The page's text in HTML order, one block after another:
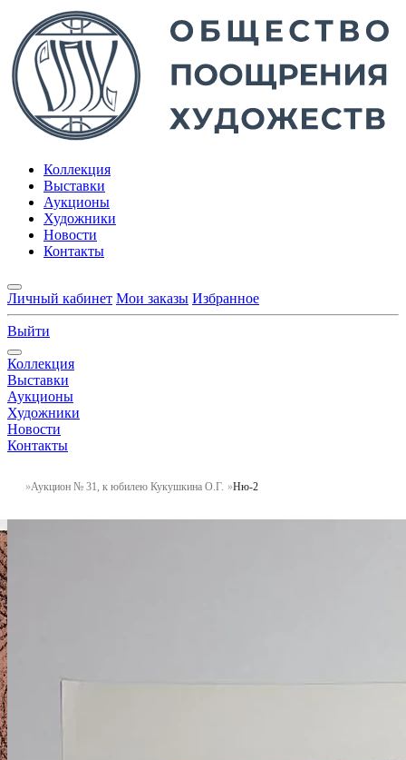
Коллекция
Выставки
Аукционы
Художники
Новости
Контакты
Личный кабинет Мои заказы Избранное
Выйти
Коллекция
Выставки
Аукционы
Художники
Новости
Контакты
Аукцион № 31, к юбилею Кукушкина О.Г. Ню-2